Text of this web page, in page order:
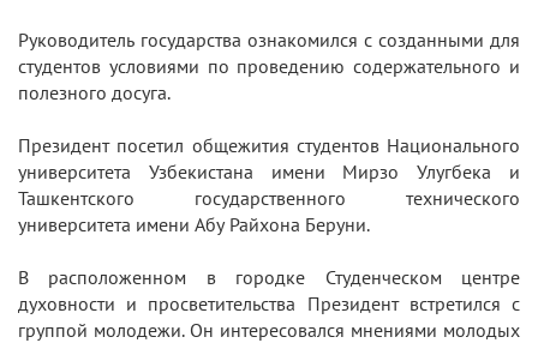
Руководитель государства ознакомился с созданными для
студентов условиями по проведению содержательного и
полезного досуга.
Президент посетил общежития студентов Национального
университета Узбекистана имени Мирзо Улугбека и
Ташкентского государственного технического
университета имени Абу Райхона Беруни.
В расположенном в городке Студенческом центре
духовности и просветительства Президент встретился с
группой молодежи. Он интересовался мнениями молодых